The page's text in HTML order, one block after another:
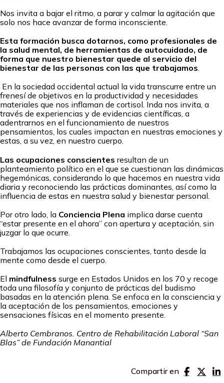
Nos invita a bajar el ritmo, a parar y calmar la agitación que
solo nos hace avanzar de forma inconsciente.
Esta formación busca dotarnos, como profesionales de
la salud mental, de herramientas de autocuidado, de
forma que nuestro bienestar quede al servicio del
bienestar de las personas con las que trabajamos.
En la sociedad occidental actual la vida transcurre entre un
frenesí de objetivos en la productividad y necesidades
materiales que nos inflaman de cortisol. Inda nos invita, a
través de experiencias y de evidencias científicas, a
adentrarnos en el funcionamiento de nuestros
pensamientos, los cuales impactan en nuestras emociones y
estas, a su vez, en nuestro cuerpo.
Las ocupaciones conscientes resultan de un
planteamiento político en el que se cuestionan las dinámicas
hegemónicas, considerando lo que hacemos en nuestra vida
diaria y reconociendo las prácticas dominantes, así como la
influencia de estas en nuestra salud y bienestar personal.
Por otro lado, la Conciencia Plena implica darse cuenta
“estar presente en el ahora” con apertura y aceptación, sin
juzgar lo que ocurre.
Trabajamos las ocupaciones conscientes, tanto desde la
mente como desde el cuerpo.
El mindfulness surge en Estados Unidos en los 70 y recoge
toda una filosofía y conjunto de prácticas del budismo
basadas en la atención plena. Se enfoca en la consciencia y
la aceptación de los pensamientos, emociones y
sensaciones físicas en el momento presente.
Alberto Cembranos. Centro de Rehabilitación Laboral “San
Blas” de Fundación Manantial
Compartir en